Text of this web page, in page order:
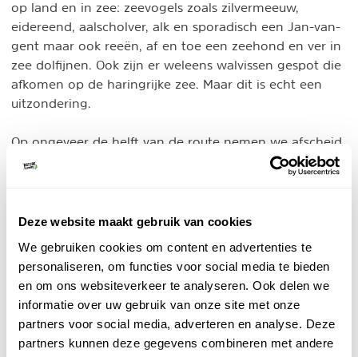
Deze website maakt gebruik van cookies
We gebruiken cookies om content en advertenties te
personaliseren, om functies voor social media te bieden
en om ons websiteverkeer te analyseren. Ook delen we
informatie over uw gebruik van onze site met onze
partners voor social media, adverteren en analyse. Deze
partners kunnen deze gegevens combineren met andere
op land en in zee: zeevogels zoals zilvermeeuw,
eidereend, aalscholver, alk en sporadisch een Jan-van-
gent maar ook reeën, af en toe een zeehond en ver in
zee dolfijnen. Ook zijn er weleens walvissen gespot die
afkomen op de haringrijke zee. Maar dit is echt een
uitzondering.
Op ongeveer de helft van de route nemen we afscheid
van Anette. Het landschap verandert vanaf hier. Het
zijn geen gladde rotsen meer. De vegetatie groeit nu
bomen hebben zich op het graniet weten te vestigen,
vergezichten over de ruige rotskusten en de zee.